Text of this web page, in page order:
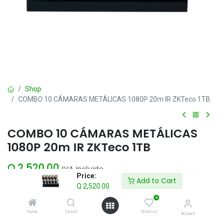
Price:
Q 2,520.00
Add to Cart
Home Search
0
Wishlist Account
Shop
COMBO 10 CÁMARAS METÁLICAS 1080P 20m IR ZKTeco 1TB
COMBO 10 CÁMARAS METÁLICAS
1080P 20m IR ZKTeco 1TB
Q 2,520.00 IVA incluido
Add to Cart